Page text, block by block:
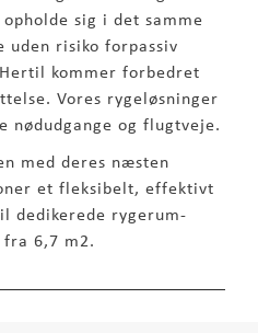
sig i det samme
uden risiko forpassiv
kommer forbedret
Vores rygeløsninger
nødudgange og flugtveje.
med deres næsten
et fleksibelt, effektivt
dedikerede rygerum-
6,7 m2.